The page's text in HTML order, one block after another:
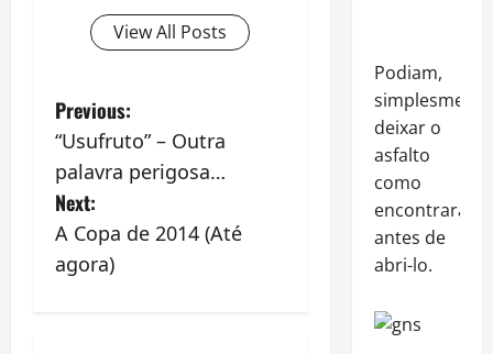
View All Posts
P
o
s
t
Previous:
“Usufruto” – Outra
palavra perigosa…
Next:
A Copa de 2014 (Até
agora)
Podiam,
deixar o
asfalto
como
encontraram
antes de
abri-lo.